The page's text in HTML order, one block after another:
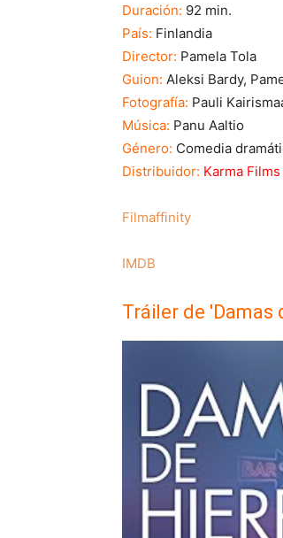
Duración: 92 min.
País: Finlandia
Director: Pamela Tola
Guion: Aleksi Bardy,
Fotografía: Pauli
Música: Panu Aaltio
Género: Comedia
Distribuidor: Karma Films
Filmaffinity
IMDB
Tráiler de 'Damas